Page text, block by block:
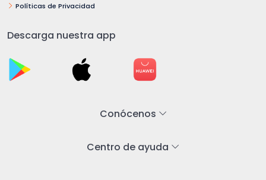
Políticas de Privacidad
Descarga nuestra app
Conócenos
Centro de ayuda